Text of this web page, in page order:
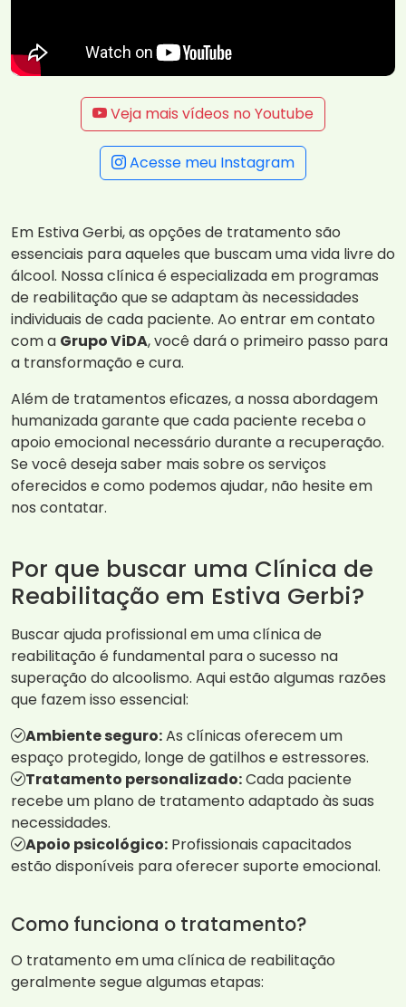
Veja mais vídeos no Youtube
Acesse meu Instagram
Em Estiva Gerbi, as opções de tratamento são
essenciais para aqueles que buscam uma vida livre do
álcool. Nossa clínica é especializada em programas
de reabilitação que se adaptam às necessidades
individuais de cada paciente. Ao entrar em contato
com a Grupo ViDA, você dará o primeiro passo para
a transformação e cura.
Além de tratamentos eficazes, a nossa abordagem
humanizada garante que cada paciente receba o
apoio emocional necessário durante a recuperação.
Se você deseja saber mais sobre os serviços
oferecidos e como podemos ajudar, não hesite em
nos contatar.
Por que buscar uma Clínica de
Reabilitação em Estiva Gerbi?
Buscar ajuda profissional em uma clínica de
reabilitação é fundamental para o sucesso na
superação do alcoolismo. Aqui estão algumas razões
que fazem isso essencial:
Ambiente seguro:As clínicas oferecem um
espaço protegido, longe de gatilhos e estressores.
Tratamento personalizado:Cada paciente
recebe um plano de tratamento adaptado às suas
necessidades.
Apoio psicológico: Profissionais capacitados
estão disponíveis para oferecer suporte emocional.
Como funciona o tratamento?
O tratamento em uma clínica de reabilitação
geralmente segue algumas etapas: